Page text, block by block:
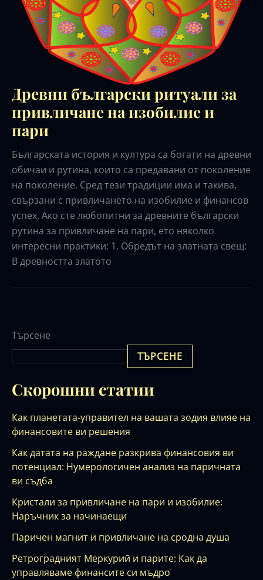
Древни български ритуали за
привличане на изобилие и
пари
Българската история и култура са богати на древни
обичаи и рутина, които са предавани от поколение
на поколение. Сред тези традиции има и такива,
свързани с привличането на изобилие и финансов
успех. Ако сте любопитни за древните български
рутина за привличане на пари, ето няколко
интересни практики: 1. Обредът на златната свещ:
В древността златото
Търсене
ТЪРСЕНЕ
Скорошни статии
Как планетата-управител на вашата зодия влияе на
финансовите ви решения
Как датата на раждане разкрива финансовия ви
потенциал: Нумерологичен анализ на паричната
ви съдба
Кристали за привличане на пари и изобилие:
Наръчник за начинаещи
Паричен магнит и привличане на сродна душа
Ретроградният Меркурий и парите: Как да
управляваме финансите си мъдро